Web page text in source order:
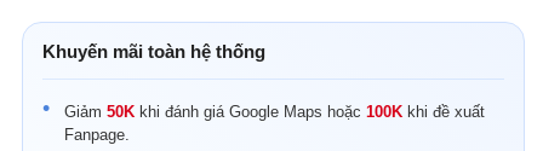
Khuyến mãi toàn hệ thống
Giảm 50K khi đánh giá Google Maps hoặc 100K khi đề xuất
Fanpage.